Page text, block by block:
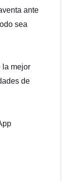
ante
sea
la mejor
de